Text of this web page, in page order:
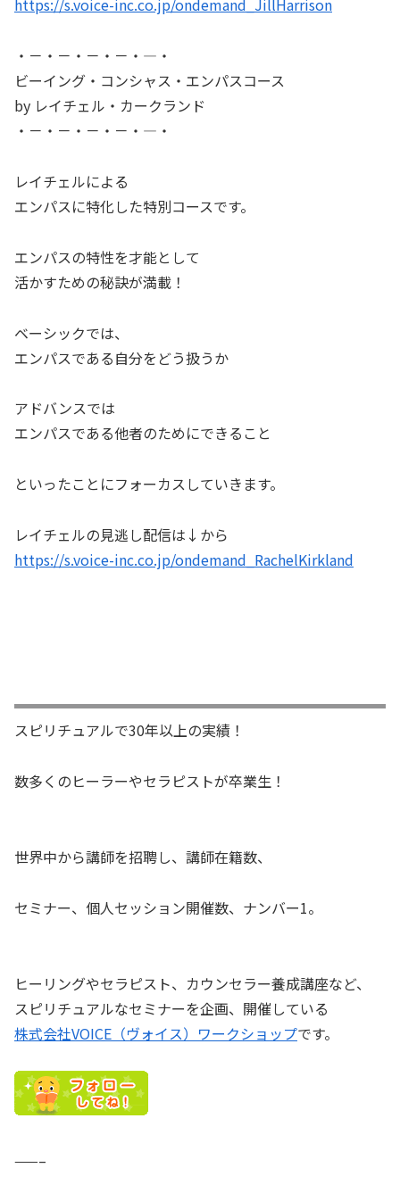
https://s.voice-inc.co.jp/ondemand_JillHarrison
・－・－・－・－・―・
ビーイング・コンシャス・エンパスコース
by レイチェル・カークランド
・－・－・－・－・―・
レイチェルによる
エンパスに特化した特別コースです。
エンパスの特性を才能として
活かすための秘訣が満載！
ベーシックでは、
エンパスである自分をどう扱うか
アドバンスでは
エンパスである他者のためにできること
といったことにフォーカスしていきます。
レイチェルの見逃し配信は↓から
https://s.voice-inc.co.jp/ondemand_RachelKirkland
スピリチュアルで30年以上の実績！
数多くのヒーラーやセラピストが卒業生！
世界中から講師を招聘し、講師在籍数、
セミナー、個人セッション開催数、ナンバー1。
ヒーリングやセラピスト、カウンセラー養成講座など、
スピリチュアルなセミナーを企画、開催している
株式会社VOICE（ヴォイス）ワークショップです。
——–